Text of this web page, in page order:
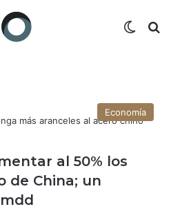
Economía
al 50% los
de China; un